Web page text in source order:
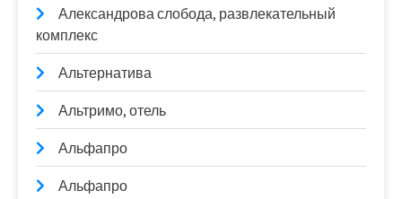
Александрова слобода, развлекательный
комплекс
Альтернатива
Альтримо, отель
Альфапро
Альфапро